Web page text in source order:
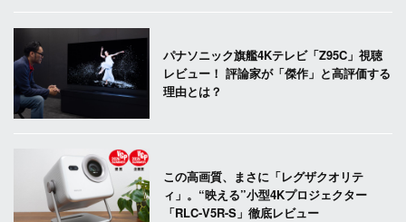
パナソニック旗艦4Kテレビ「Z95C」視聴
レビュー！ 評論家が「傑作」と高評価する
理由とは？
この高画質、まさに「レグザクオリテ
ィ」。“映える”小型4Kプロジェクター
「RLC-V5R-S」徹底レビュー